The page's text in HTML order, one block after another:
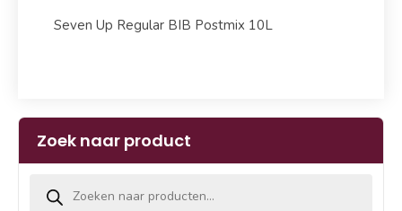
Seven Up Regular BIB Postmix 10L
Zoek naar product